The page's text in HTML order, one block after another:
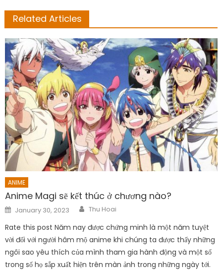
Related Articles
ANIME
Anime Magi sẽ kết thúc ở chương nào?
Posted
on
January 30, 2023 Author
Thu Hoai
Rate this post Năm nay được chứng minh là một năm tuyệt
vời đối với người hâm mộ anime khi chúng ta được thấy những
ngôi sao yêu thích của mình tham gia hành động và một số
trong số họ sắp xuất hiện trên màn ảnh trong những ngày tới.